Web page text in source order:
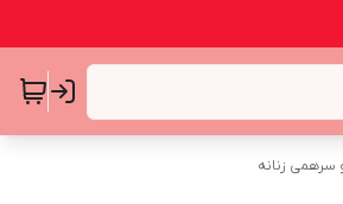
سرهمی زنانه